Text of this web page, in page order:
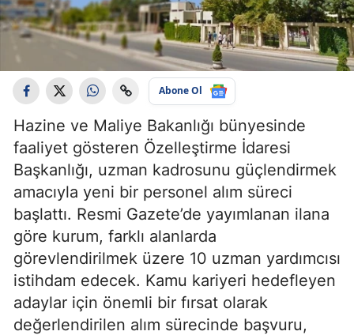
Abone Ol
Hazine ve Maliye Bakanlığı bünyesinde
faaliyet gösteren Özelleştirme İdaresi
Başkanlığı, uzman kadrosunu güçlendirmek
amacıyla yeni bir personel alım süreci
başlattı. Resmi Gazete’de yayımlanan ilana
göre kurum, farklı alanlarda
görevlendirilmek üzere 10 uzman yardımcısı
istihdam edecek. Kamu kariyeri hedefleyen
adaylar için önemli bir fırsat olarak
değerlendirilen alım sürecinde başvuru,